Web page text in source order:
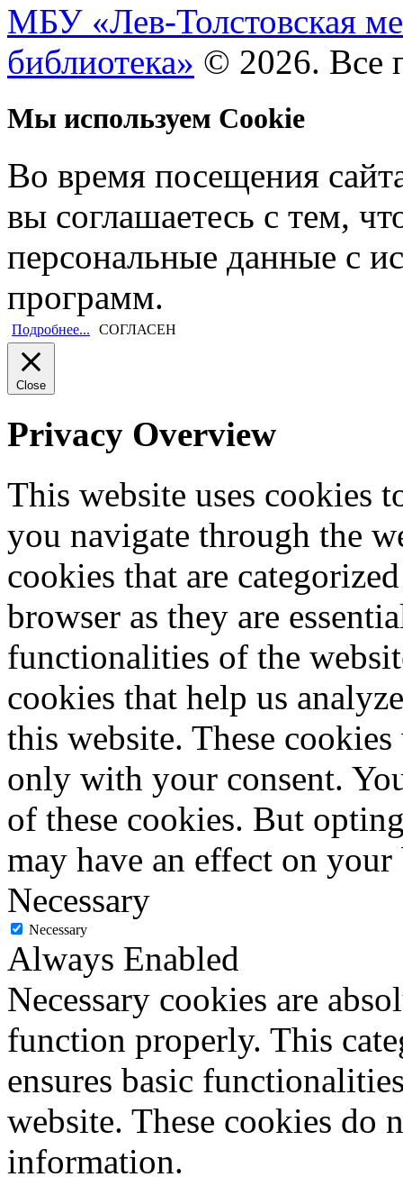
МБУ «Лев-Толстовская
библиотека» © 2026. Все
Мы используем Cookie
Во время посещения
вы соглашаетесь с тем,
персональные данные с
программ.
Подробнее... СОГЛАСЕН
Close
Privacy Overview
This website uses cookies
you navigate through the
cookies that are
browser as they are
functionalities of the
cookies that help us
this website. These
only with your consent.
of these cookies. But
may have an effect on
Necessary
Necessary
Always Enabled
Necessary cookies are
function properly. This
ensures basic
website. These cookies do
information.